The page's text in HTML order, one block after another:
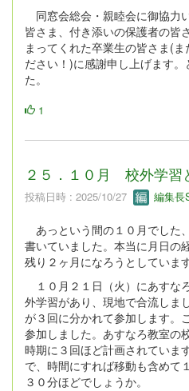
同窓会総会・親睦会に御協力
皆さま、付き添いの保護者の皆
まってくれた卒業生の皆さま(
ださい！)に感謝申し上げます
た。
1
２５．１０月 校外学習
投稿日時 : 2025/10/27 編集長
あっという間の１０月でした
書いていました。本当に月日の
残り２ヶ月になろうとしています
１０月２１日（火）にあすな
外学習があり、現地で合流しま
が３回に分かれて参加します。
参加しました。あすなろ教室の
時期に３回ほど計画されていま
で、時間にすれば移動も含めて
３０分ほどでしょうか。